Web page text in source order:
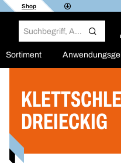
Shop
Sortiment
DREIECKIG
Filter